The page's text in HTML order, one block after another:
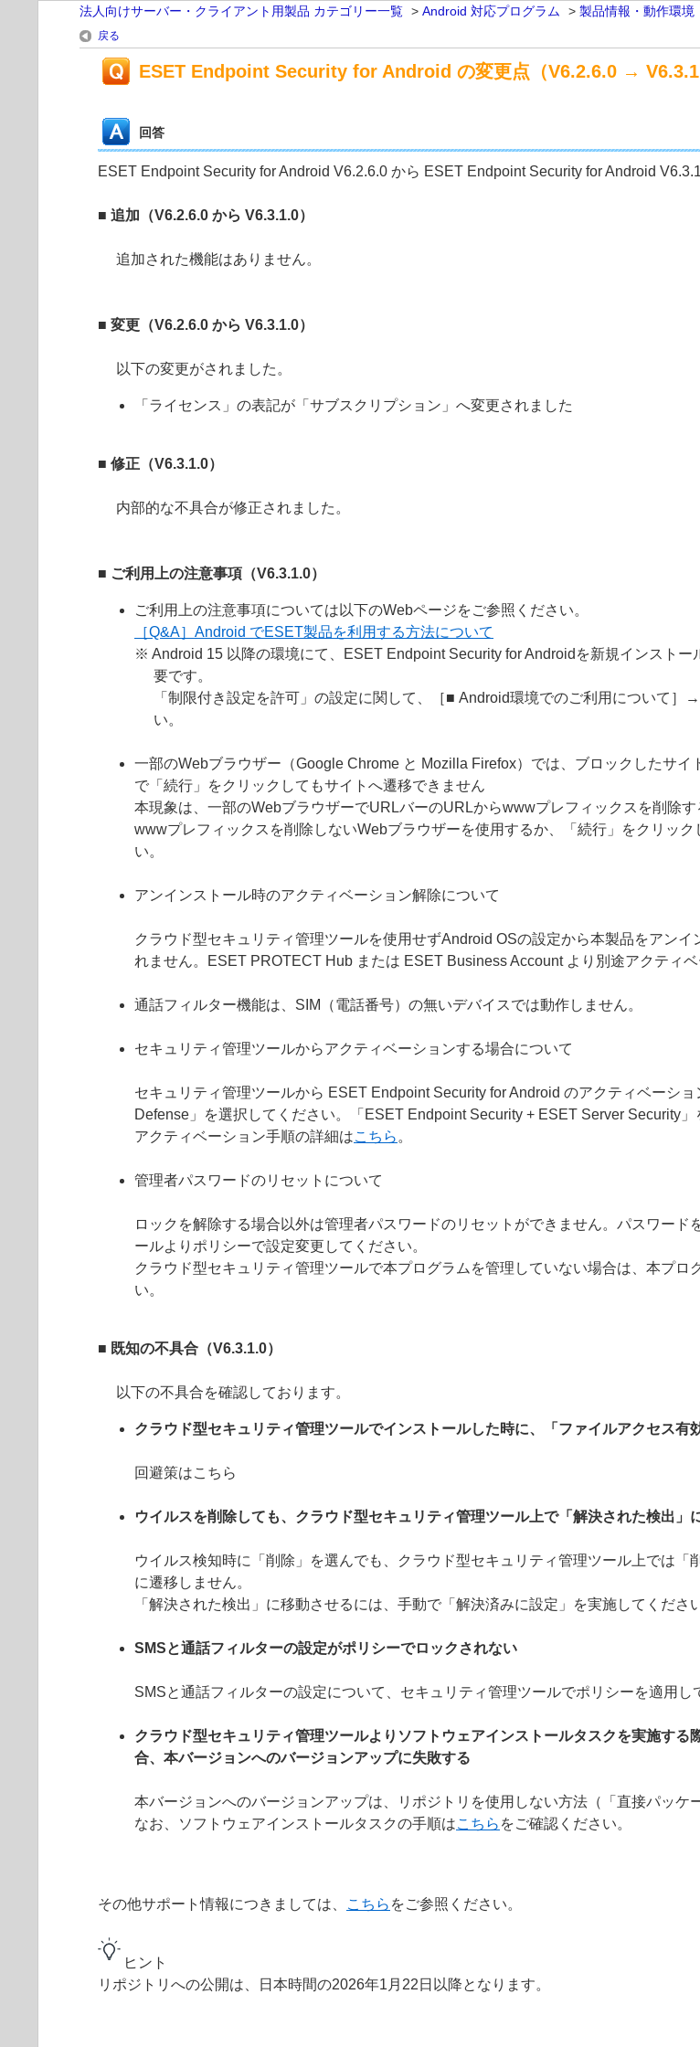
法人向けサーバー・クライアント用製品 カテゴリー一覧 > Android 対応プログラム > 製品情報・動作環境
戻る
ESET Endpoint Security for Android の変更点（V6.2.6.0 →
回答
ESET Endpoint Security for Android V6.2.6.0 から ESET Endpoint Security for Android
■ 追加（V6.2.6.0 から V6.3.1.0）
追加された機能はありません。
■ 変更（V6.2.6.0 から V6.3.1.0）
以下の変更がされました。
「ライセンス」の表記が「サブスクリプション」へ変更されました
■ 修正（V6.3.1.0）
内部的な不具合が修正されました。
■ ご利用上の注意事項（V6.3.1.0）
ご利用上の注意事項については以下のWebページをご参照ください。
［Q&A］Android でESET製品を利用する方法について
※ Android 15 以降の環境にて、ESET Endpoint Security for Androidを新規インスト
要です。
「制限付き設定を許可」の設定に関して、［■ Android環境でのご利用について
い。
一部のWebブラウザー（Google Chrome と Mozilla Firefox）では、ブロックしたサ
で「続行」をクリックしてもサイトへ遷移できません
本現象は、一部のWebブラウザーでURLバーのURLからwwwプレフィックスを削除す
wwwプレフィックスを削除しないWebブラウザーを使用するか、「続行」をクリッ
い。
アンインストール時のアクティベーション解除について
クラウド型セキュリティ管理ツールを使用せずAndroid OSの設定から本製品をアン
れません。ESET PROTECT Hub または ESET Business Account より別途アクティ
通話フィルター機能は、SIM（電話番号）の無いデバイスでは動作しません。
セキュリティ管理ツールからアクティベーションする場合について
セキュリティ管理ツールから ESET Endpoint Security for Android のアクティベーシ
Defense」を選択してください。「ESET Endpoint Security + ESET Server Security
アクティベーション手順の詳細はこちら 。
管理者パスワードのリセットについて
ロックを解除する場合以外は管理者パスワードのリセットができません。パスワード
ールよりポリシーで設定変更してください。
クラウド型セキュリティ管理ツールで本プログラムを管理していない場合は、本プ
い。
■ 既知の不具合（V6.3.1.0）
以下の不具合を確認しております。
クラウド型セキュリティ管理ツールでインストールした時に、「ファイルアクセス有
回避策はこちら
ウイルスを削除しても、クラウド型セキュリティ管理ツール上で「解決された検出」
ウイルス検知時に「削除」を選んでも、クラウド型セキュリティ管理ツール上では「
に遷移しません。
「解決された検出」に移動させるには、手動で「解決済みに設定」を実施してください
SMSと通話フィルターの設定がポリシーでロックされない
SMSと通話フィルターの設定について、セキュリティ管理ツールでポリシーを適用し
クラウド型セキュリティ管理ツールよりソフトウェアインストールタスクを実施す
合、本バージョンへのバージョンアップに失敗する
本バージョンへのバージョンアップは、リポジトリを使用しない方法（「直接パッケ
なお、ソフトウェアインストールタスクの手順はこちら をご確認ください。
その他サポート情報につきましては、 こちら をご参照ください。
ヒント
リポジトリへの公開は、日本時間の2026年1月22日以降となります。